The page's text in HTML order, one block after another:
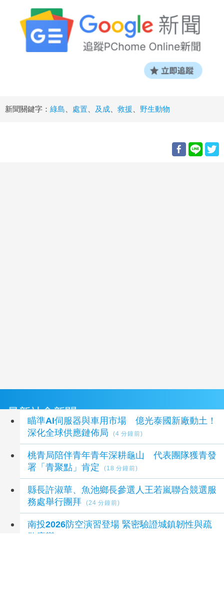
新聞關鍵字： 綠島 處置 及成 救援 野生動物
最新社會新聞
瞄準AI伺服器與車用市場 億光泰國新廠動土！
深化全球供應鏈佈局
(4 分鐘前)
桃青局陪伴青年青年深耕龜山 代表團隊獲青發
署「青聚點」肯定
(18 分鐘前)
縣長許淑華、魚池鄉長參選人王若嵐聯合競選服
務處舉行團拜
(24 分鐘前)
南投2026防空演習登場 緊密驗證城鎮韌性與疏
散應變